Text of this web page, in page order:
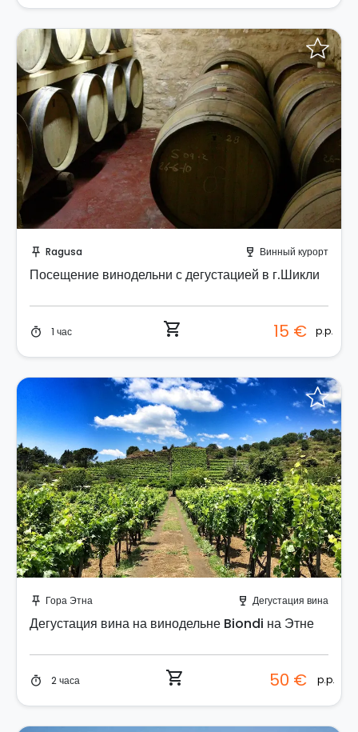
push_pin Ragusa wine_bar Винный курорт
Посещение винодельни с дегустацией в г.Шикли
timer 1 час shopping_cart 15 € p.p.
push_pin Гора Этна wine_bar Дегустация вина
Дегустация вина на винодельне Biondi на Этне
timer 2 часа shopping_cart 50 € p.p.